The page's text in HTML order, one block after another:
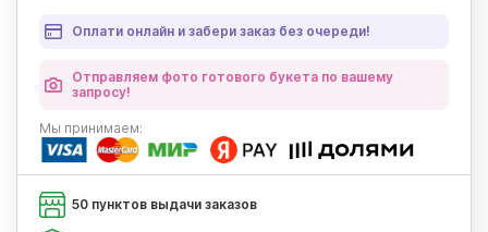
Оплати онлайн и забери заказ без очереди!
Отправляем фото готового букета по вашему
запросу!
Мы принимаем:
50 пунктов выдачи заказов